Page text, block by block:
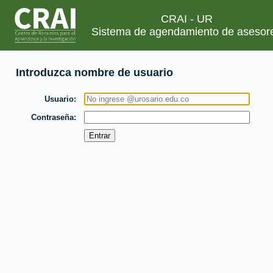
CRAI - UR
Sistema de agendamiento de
Introduzca nombre de usuario
Usuario
Contraseña